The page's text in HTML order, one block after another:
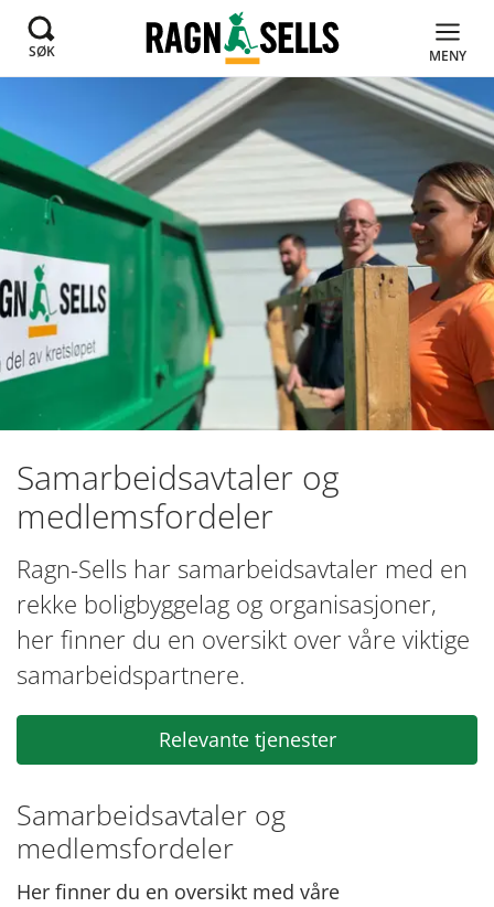
SØK MENY
Samarbeidsavtaler og
medlemsfordeler
Ragn-Sells har samarbeidsavtaler med en
rekke boligbyggelag og organisasjoner,
her finner du en oversikt over våre viktige
samarbeidspartnere.
Relevante tjenester
Samarbeidsavtaler og
medlemsfordeler
Her finner du en oversikt med våre